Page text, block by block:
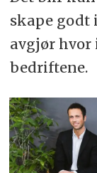
skape godt
avgjør hvor
bedriftene.